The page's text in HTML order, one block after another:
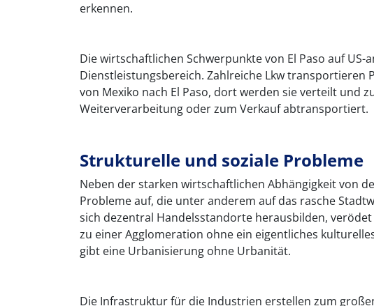
erkennen.
Die wirtschaftlichen Schwerpunkte von El Paso auf US-
Dienstleistungsbereich. Zahlreiche Lkw
von Mexiko nach El Paso, dort werden sie verteilt und
Weiterverarbeitung oder zum Verkauf abtransportiert.
Strukturelle und soziale Probleme
Neben der starken wirtschaftlichen Abhängigkeit von
Probleme auf, die unter anderem auf das rasche
sich dezentral Handelsstandorte herausbilden,
zu einer Agglomeration ohne ein eigentliches
gibt eine Urbanisierung ohne Urbanität.
Die Infrastruktur für die Industrien erstellen zum